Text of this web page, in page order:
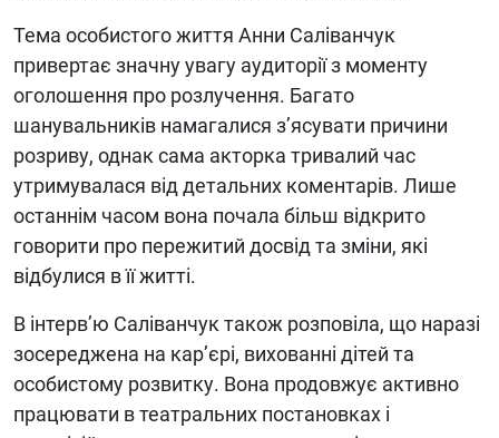
Тема особистого життя Анни Саліванчук
привертає значну увагу аудиторії з моменту
оголошення про розлучення. Багато
шанувальників намагалися з’ясувати причини
розриву, однак сама акторка тривалий час
утримувалася від детальних коментарів. Лише
останнім часом вона почала більш відкрито
говорити про пережитий досвід та зміни, які
відбулися в її житті.
В інтерв’ю Саліванчук також розповіла, що наразі
зосереджена на кар’єрі, вихованні дітей та
особистому розвитку. Вона продовжує активно
працювати в театральних постановках і